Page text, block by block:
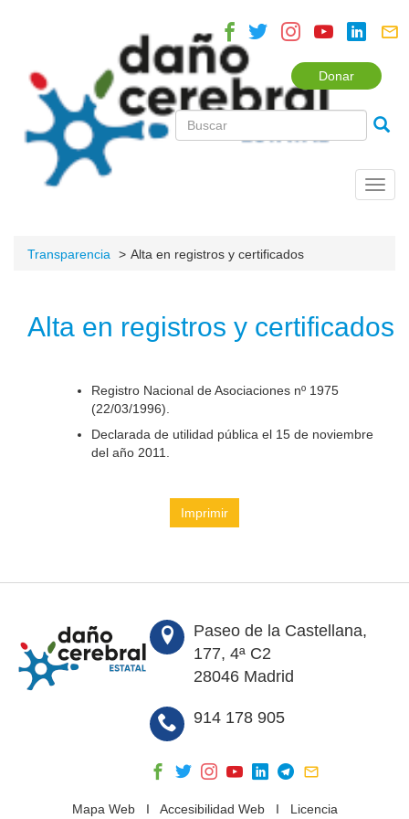
Donar
Transparencia Alta en registros y certificados
Alta en registros y certificados
Registro Nacional de Asociaciones nº 1975
(22/03/1996).
Declarada de utilidad pública el 15 de noviembre
del año 2011.
Imprimir
Paseo de la Castellana,
177, 4ª C2
28046 Madrid
914 178 905
Mapa WebI Accesibilidad WebI Licencia